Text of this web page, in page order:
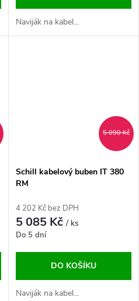
Naviják na kabel...
5 090 Kč
Schill kabelový buben IT 380
RM
4 202 Kč bez DPH
5 085 Kč/ ks
Do 5 dní
DO KOŠÍKU
Naviják na kabel...